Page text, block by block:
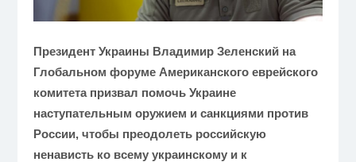
Президент Украины Владимир Зеленский на
Глобальном форуме Американского еврейского
комитета призвал помочь Украине
наступательным оружием и санкциями против
России, чтобы преодолеть российскую
ненависть ко всему украинскому и к